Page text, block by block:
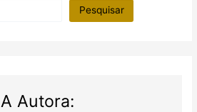
Pesquisar
A Autora: